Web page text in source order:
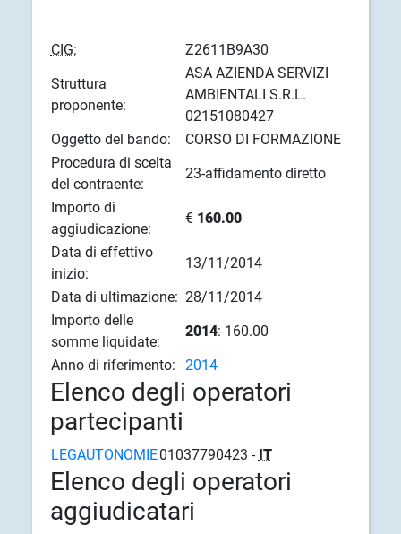
CIG:
Z2611B9A30
Struttura
proponente:
ASA AZIENDA SERVIZI
AMBIENTALI S.R.L.
02151080427
Oggetto del bando:
CORSO DI FORMAZIONE
Procedura di scelta
del contraente:
23-affidamento diretto
Importo di
aggiudicazione:
€ 160.00
Data di effettivo
inizio:
13/11/2014
Data di ultimazione: 28/11/2014
Importo delle
somme liquidate:
2014: 160.00
Anno di riferimento:
2014
Elenco degli operatori
partecipanti
LEGAUTONOMIE01037790423 - IT
Elenco degli operatori
aggiudicatari